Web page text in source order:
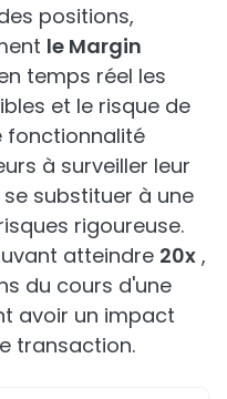
positions,
le Margin
temps réel les
et le risque de
fonctionnalité
à surveiller leur
substituer à une
rigoureuse.
atteindre 20x ,
du cours d'une
avoir un impact
transaction.